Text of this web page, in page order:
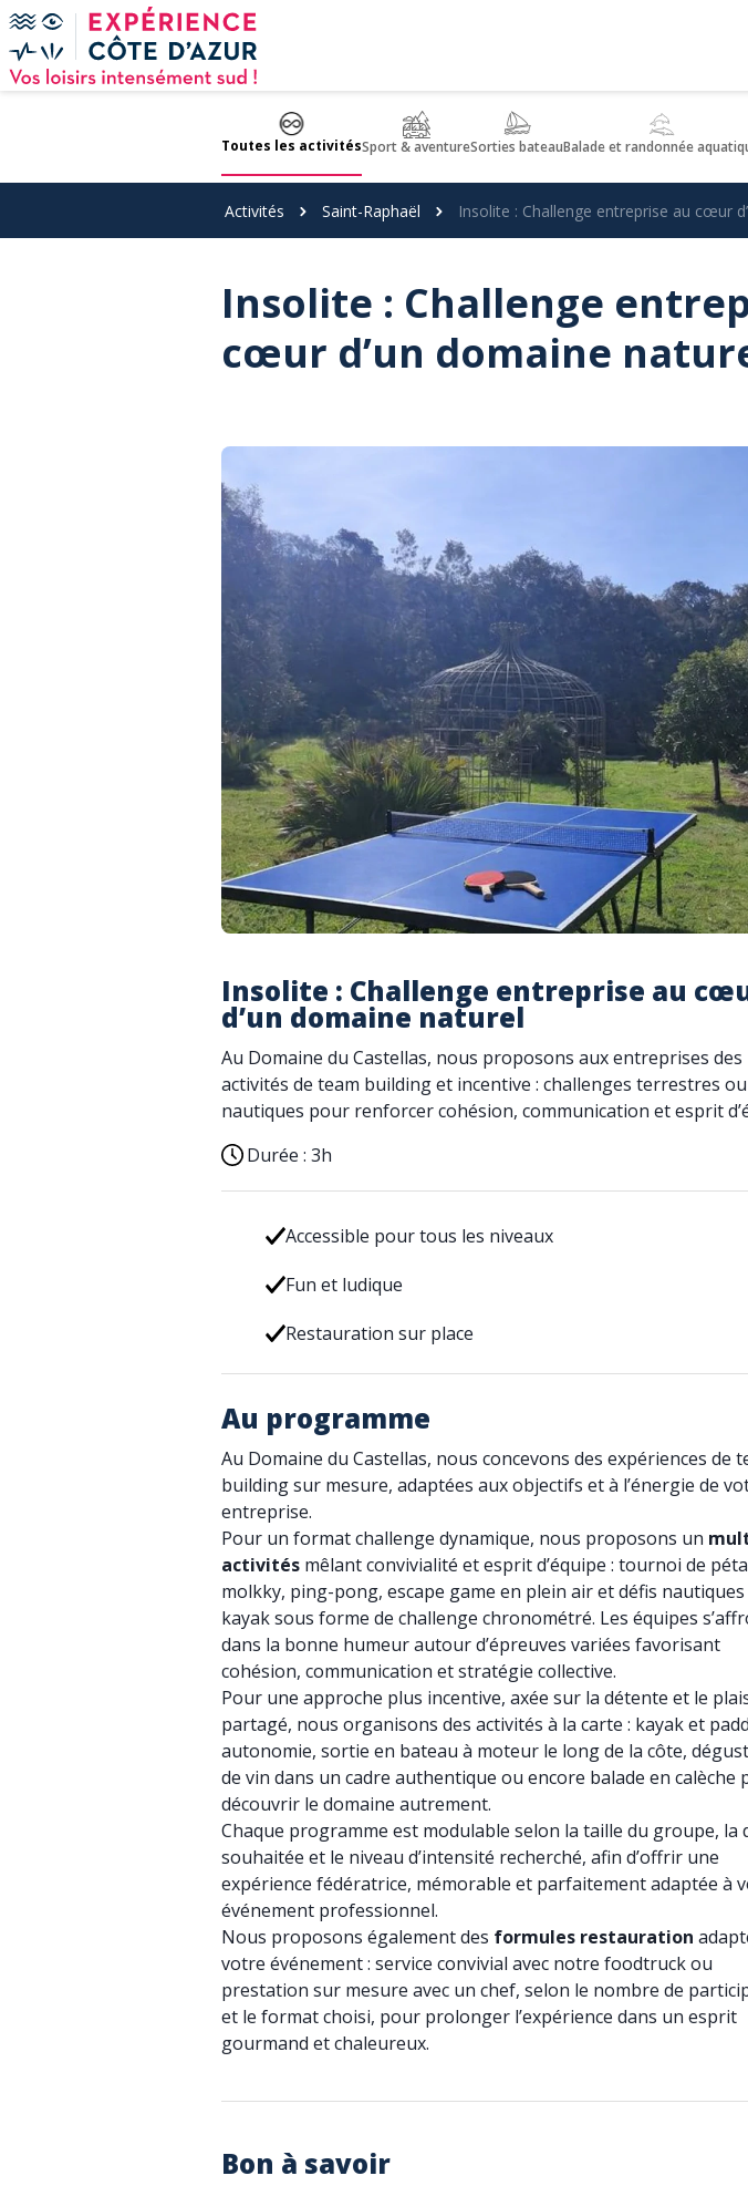
Panneau de gestion des cookies
Toutes les activitésSport & aventureSorties bateauBalade et randonnée
Activités Saint-Raphaël Insolite : Challenge entreprise au cœur
Insolite : Challenge
cœur d’un domaine
Insolite : Challenge entreprise au
d’un domaine naturel
Au Domaine du Castellas, nous proposons aux entreprises des
activités de team building et incentive : challenges terrestres ou
nautiques pour renforcer cohésion, communication et esprit
Durée : 3h
Accessible pour tous les niveaux
Fun et ludique
Restauration sur place
Au programme
Au Domaine du Castellas, nous concevons des expériences de
building sur mesure, adaptées aux objectifs et à l’énergie de
entreprise.
Pour un format challenge dynamique, nous proposons un
activités mêlant convivialité et esprit d’équipe : tournoi de
molkky, ping-pong, escape game en plein air et défis nautiques
kayak sous forme de challenge chronométré. Les équipes
dans la bonne humeur autour d’épreuves variées favorisant
cohésion, communication et stratégie collective.
Pour une approche plus incentive, axée sur la détente et le
partagé, nous organisons des activités à la carte : kayak et
autonomie, sortie en bateau à moteur le long de la côte,
de vin dans un cadre authentique ou encore balade en calèche
découvrir le domaine autrement.
Chaque programme est modulable selon la taille du groupe, la
souhaitée et le niveau d’intensité recherché, afin d’offrir une
expérience fédératrice, mémorable et parfaitement adaptée à
événement professionnel.
Nous proposons également des formules restauration
votre événement : service convivial avec notre foodtruck ou
prestation sur mesure avec un chef, selon le nombre de
et le format choisi, pour prolonger l’expérience dans un esprit
gourmand et chaleureux.
Bon à savoir